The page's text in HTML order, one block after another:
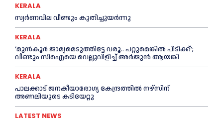
KERALA
സ്വർണവില വീണ്ടും കുതിച്ചുയർന്നു
KERALA
‘മുൻ‌കൂര്‍ ജാമ്യമെടുത്തിട്ടേ വരൂ.. പറ്റുമെങ്കില്‍ പിടിക്ക്’;
വീണ്ടും സിഐയെ വെല്ലുവിളിച്ച്‌ അര്‍ജുന്‍ ആയങ്കി
KERALA
പാലക്കാട് ജനകീയാരോഗ്യ കേന്ദ്രത്തില്‍ നഴ്‌സിന്
അണലിയുടെ കടിയേറ്റു
LATEST NEWS